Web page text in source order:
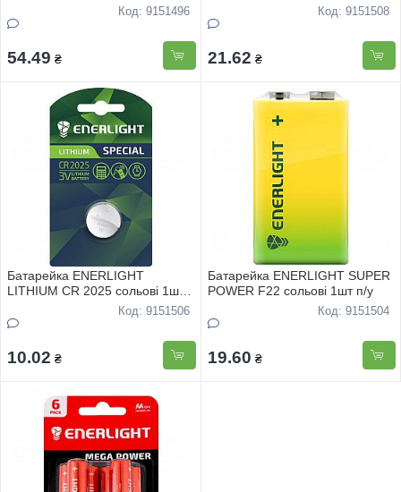
Код: 9151496
54.49 ₴
Код: 9151508
21.62 ₴
Батарейка ENERLIGHT
LITHIUM CR 2025 сольовi 1шт
Код: 9151506
10.02 ₴
Батарейка ENERLIGHT SUPER
POWER F22 сольовi 1шт п/у
Код: 9151504
19.60 ₴